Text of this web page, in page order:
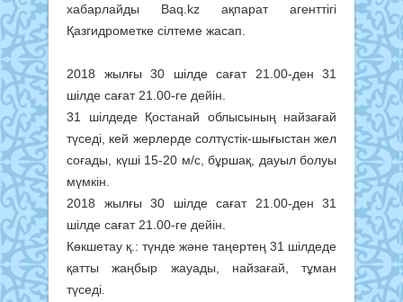
хабарлайды Baq.kz ақпарат агенттігі
Қазгидрометке сілтеме жасап.
2018 жылғы 30 шілде сағат 21.00-ден 31
шілде сағат 21.00-ге дейін.
31 шілдеде Қостанай облысының найзағай
түседі, кей жерлерде солтүстік-шығыстан жел
соғады, күші 15-20 м/с, бұршақ, дауыл болуы
мүмкін.
2018 жылғы 30 шілде сағат 21.00-ден 31
шілде сағат 21.00-ге дейін.
Көкшетау қ.: түнде және таңертең 31 шілдеде
қатты жаңбыр жауады, найзағай, тұман
түседі.